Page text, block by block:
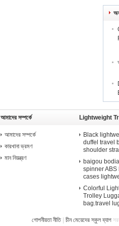
আমাদের সম্পর্কে
আমাদের সম্পর্কে
কারখানা ভ্রমণ
মান নিয়ন্ত্রণ
Lightweight
Black
duffel travel
shoulder
baigou
spinner ABS
cases
Colorful
Trolley
bag.travel
গোপনীয়তা নীতি| চীন মেয়েদের স্কুল ব্যাগ